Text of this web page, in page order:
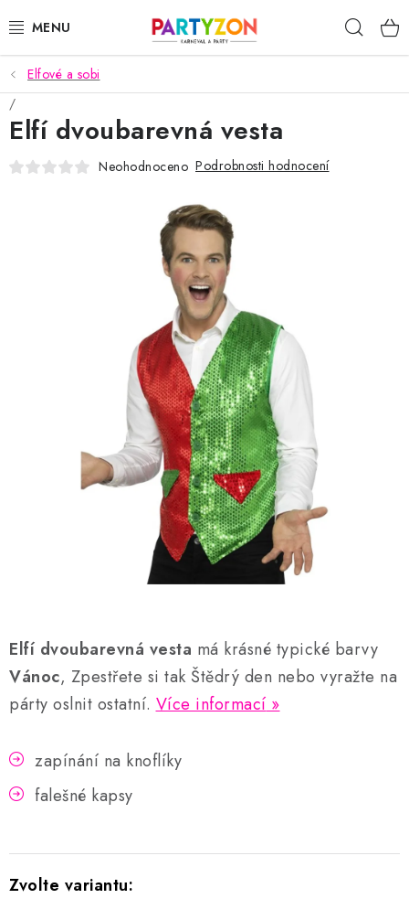
na
KARNEVALOVÉ MASKY
KARNEVALOVÉ KOSTÝMY
DOPLŇKY NA KARNEVAL
DEKORACE A VÝZDOBA
Nejčastější otázky a odpovědi Kontakty
Doprava a poštovné
Vrácení a reklamace
Podmínky ochrany osobních údajů
Elfové a sobi
Elfí dvoubarevná vesta má krásné typické barvy
Vánoc, Zpestřete si tak Štědrý den nebo vyražte na
párty oslnit ostatní. Více informací
zapínání na knoflíky
falešné kapsy
Elfí dvoubarevná vesta
Neohodnoceno Podrobnosti hodnocení